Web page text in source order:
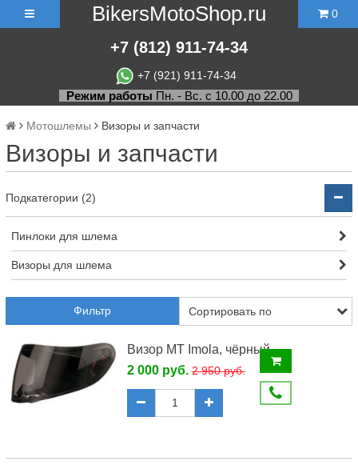
BikersMotoShop.ru
+7 (812) 911-74-34
+7 (921) 911-74-34
0
Режим работы Пн. - Вс. с 10.00 до 22.00
Мотошлемы Визоры и запчасти
Визоры и запчасти
Подкатегории (2)
Пинлоки для шлема
Визоры для шлема
Фильтр
Визор MT Imola, чёрный
2 000 руб.2 950 руб.